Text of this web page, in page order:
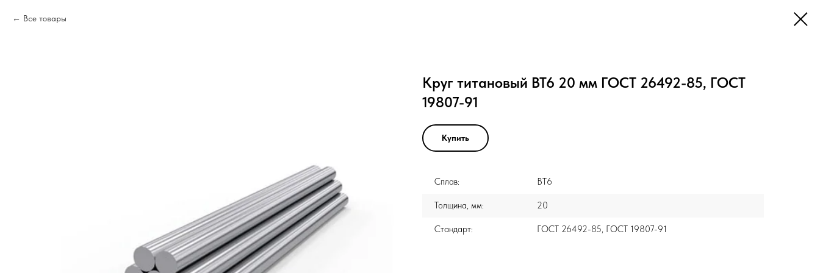
Все товары
Круг титановый ВТ6 20 мм ГОСТ 26492-85, ГОСТ
19807-91
Купить
Сплав: ВТ6
Толщина, мм: 20
Стандарт: ГОСТ 26492-85, ГОСТ 19807-91